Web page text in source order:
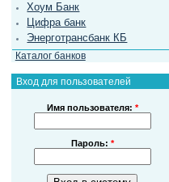
Хоум Банк
Цифра банк
Энерготрансбанк КБ
Каталог банков
Вход для пользователей
Имя пользователя: *
Пароль: *